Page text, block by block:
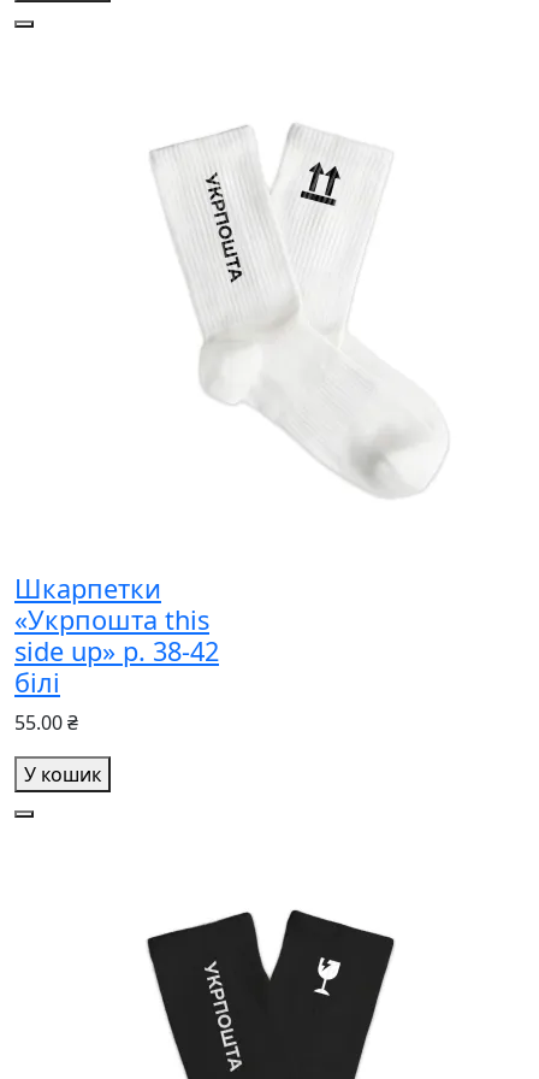
Шкарпетки
«Укрпошта this
side up» р. 38-42
білі
55.00 ₴
У кошик